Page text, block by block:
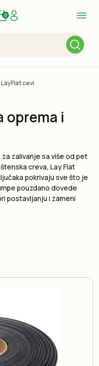
0
cevi
oprema i
zalivanje sa više od pet
creva, Lay Flat
pokrivaju sve što je
pouzdano dovede
postavljanju i zameni